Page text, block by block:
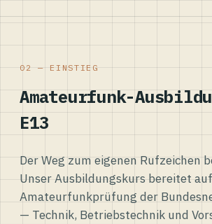
02 — EINSTIEG
Amateurfunk-
E13
Der Weg zum eigenen Rufzeichen
Unser Ausbildungskurs bereitet
Amateurfunkprüfung der
— Technik, Betriebstechnik und